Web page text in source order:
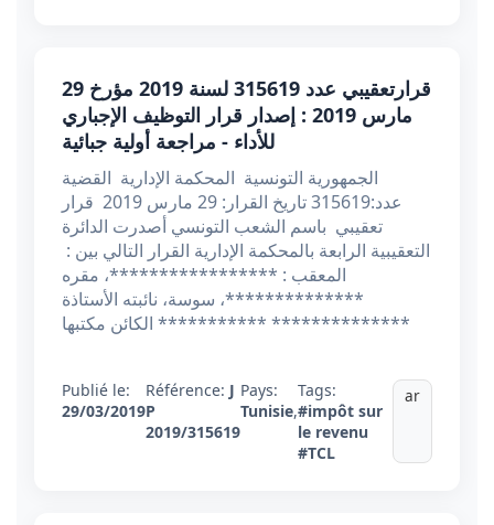
قرارتعقيبي عدد 315619 لسنة 2019 مؤرخ 29
مارس 2019 : إصدار قرار التوظيف الإجباري
للأداء - مراجعة أولية جبائية
الجمهورية التونسية المحكمة الإدارية القضية
عدد:315619 تاريخ القرار: 29 مارس 2019 قرار
تعقيبي باسم الشعب التونسي أصدرت الدائرة
التعقيبية الرابعة بالمحكمة الإدارية القرار التالي بين :
المعقب : *****************، مقره
**************، سوسة، نائبته الأستاذة
*********** الكائن مكتبها **************
Publié le:
29/03/2019
Référence: J
P
2019/315619
Pays:
Tunisie,
Tags:
#impôt sur
le revenu
#TCL
ar